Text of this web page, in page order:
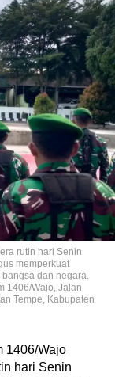
rutin hari Senin
memperkuat
dan negara.
1406/Wajo, Jalan
Tempe, Kabupaten
1406/Wajo
hari Senin